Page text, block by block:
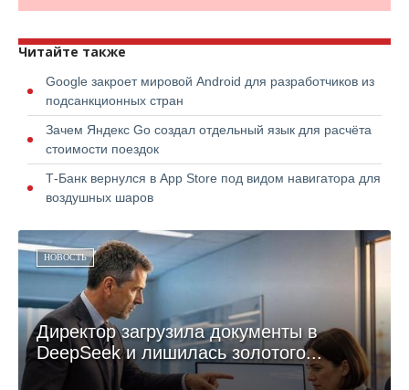
Читайте также
Google закроет мировой Android для разработчиков из
подсанкционных стран
Зачем Яндекс Go создал отдельный язык для расчёта
стоимости поездок
Т-Банк вернулся в App Store под видом навигатора для
воздушных шаров
НОВОСТЬ
Директор загрузила документы в
DeepSeek и лишилась золотого...